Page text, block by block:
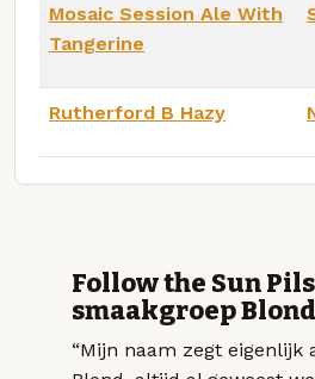
Mosaic Session Ale With
Tangerine
Rutherford B Hazy
Follow the Sun
smaakgroep
“Mijn naam zegt eigenlijk